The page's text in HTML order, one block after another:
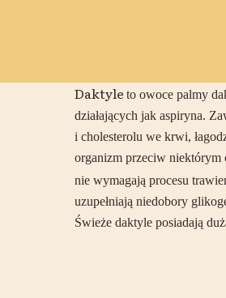
Daktyle to owoce palmy
działających jak aspiryna.
i cholesterolu we krwi,
organizm przeciw niektórym
nie wymagają procesu
uzupełniają niedobory
Świeże daktyle posiadają